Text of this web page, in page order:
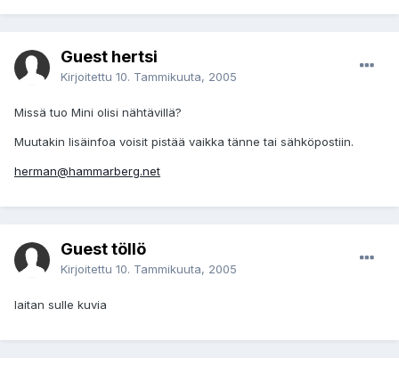
Guest hertsi
Kirjoitettu 10. Tammikuuta, 2005
Missä tuo Mini olisi nähtävillä?
Muutakin lisäinfoa voisit pistää vaikka tänne tai sähköpostiin.
herman@hammarberg.net
Guest töllö
Kirjoitettu 10. Tammikuuta, 2005
laitan sulle kuvia